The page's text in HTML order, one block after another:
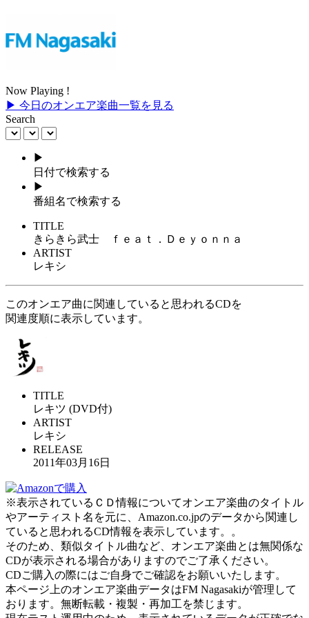
Now Playing !
▶ 今日のオンエア楽曲一覧を見る
Search
▶
日付で検索する
▶
番組名で検索する
TITLE
きらきら武士 ｆｅａｔ．Ｄｅｙｏｎｎａ
ARTIST
レキシ
このオンエア曲に関連していると思われるCDを
関連度順に表示しています。
TITLE
レキツ (DVD付)
ARTIST
レキシ
RELEASE
2011年03月16日
※表示されているＣＤ情報についてオンエア楽曲のタイトル
やアーティスト名を元に、Amazon.co.jpのデータから関連し
ていると思われるCD情報を表示しています。。
そのため、類似タイトル曲など、オンエア楽曲とは無関係な
CDが表示される場合がありますのでご了承ください。
CDご購入の際にはご自身でご確認をお願いいたします。
本ページ上のオンエア楽曲データはFM Nagasakiが管理して
おります。無断転載・複製・再加工を禁じます。